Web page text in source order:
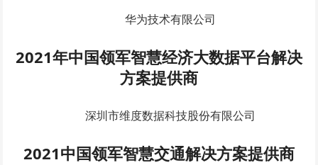
华为技术有限公司
2021年中国领军智慧经济大数据平台解决
方案提供商
深圳市维度数据科技股份有限公司
2021中国领军智慧交通解决方案提供商